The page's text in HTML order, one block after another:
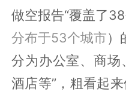
做空报告“覆盖了
分布于53个城市）
分为办公室、商场
酒店等”，粗看起